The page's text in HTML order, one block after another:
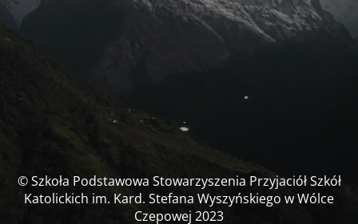
© Szkoła Podstawowa Stowarzyszenia Przyjaciół Szkół
Katolickich im. Kard. Stefana Wyszyńskiego w Wólce
Czepowej 2023